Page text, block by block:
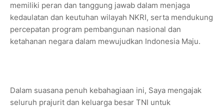
memiliki peran dan tanggung jawab dalam menjaga
kedaulatan dan keutuhan wilayah NKRI, serta mendukung
percepatan program pembangunan nasional dan
ketahanan negara dalam mewujudkan Indonesia Maju.
Dalam suasana penuh kebahagiaan ini, Saya mengajak
seluruh prajurit dan keluarga besar TNI untuk